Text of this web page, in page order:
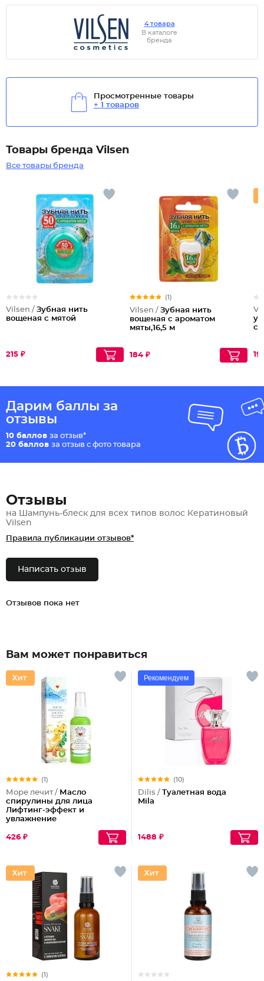
4 товара
В каталоге
бренда
Просмотренные товары
+ 1 товаров
Товары бренда Vilsen
Все товары бренда
Vilsen / Зубная нить
вощеная с мятой
215 ₽
(1)
Vilsen / Зубная нить
вощеная с ароматом
мяты,16,5 м
184 ₽
Дарим баллы за
отзывы
10 баллов за отзыв*
20 баллов за отзыв с фото товара
Отзывы
на Шампунь-блеск для всех типов волос Кератиновый
Vilsen
Правила публикации отзывов*
Написать отзыв
Отзывов пока нет
Вам может понравиться
(1)
Море лечит / Масло
спирулины для лица
Лифтинг-эффект и
увлажнение
426 ₽
Рекомендуем
(10)
Dilis / Туалетная вода
Mila
1488 ₽
(1)